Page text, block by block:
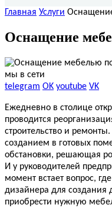
Главная Услуги
Оснащение
мы в сети
telegram OK youtube VK
Ежедневно в столице
проводится
строительство и
созданием в готовых
обстановки, решающая
И у руководителей
момент встает вопрос,
дизайнера для создания
приобрести нужную